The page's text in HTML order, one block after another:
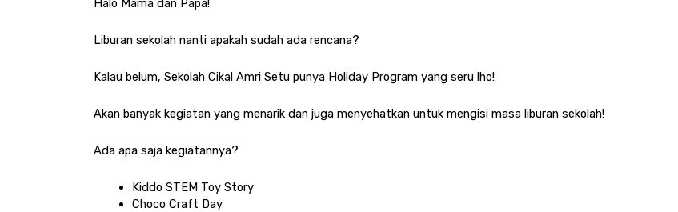
Halo Mama dan Papa!
Liburan sekolah nanti apakah sudah ada rencana?
Kalau belum, Sekolah Cikal Amri Setu punya Holiday Program yang seru lho!
Akan banyak kegiatan yang menarik dan juga menyehatkan untuk mengisi masa liburan sekolah!
Ada apa saja kegiatannya?
Kiddo STEM Toy Story
Choco Craft Day